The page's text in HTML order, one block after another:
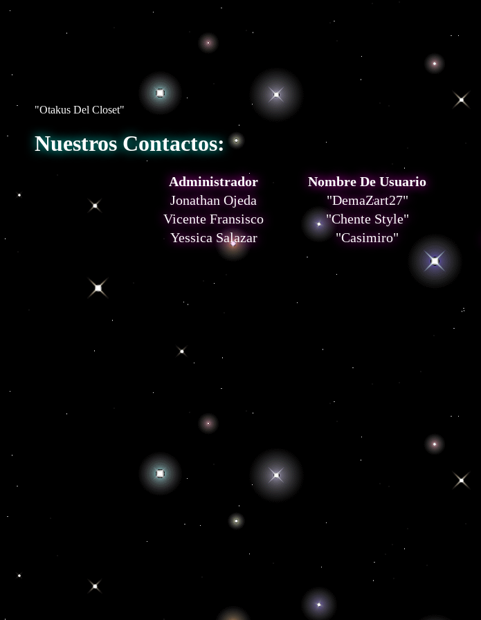
"Otakus Del Closet"
Nuestros Contactos:
Administrador Nombre De Usuario
Jonathan Ojeda
"DemaZart27"
Vicente Fransisco
"Chente Style"
Yessica Salazar
"Casimiro"